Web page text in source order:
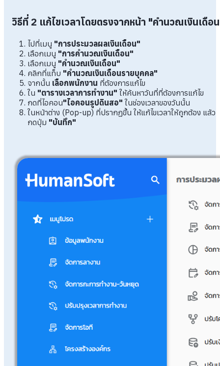
วิธีที่ 2 แก้ไขเวลาโดยตรงจากหน้า "คำนวณเงินเดือ
ไปที่เมนู "การประมวลผลเงินเดือน"
เลือกเมนู "การคำนวณเงินเดือน"
เลือกเมนู "คำนวณเงินเดือน"
คลิกที่แท็บ "คำนวณเงินเดือนรายบุคคล"
จากนั้น เลือกพนักงาน ที่ต้องการแก้ไข
ใน "ตารางเวลาการทำงาน" ให้ค้นหาวันที่ที่ต้องการแก้ไข
กดที่ไอคอน"ไอคอนรูปดินสอ" ในช่องเวลาของวันนั้น
ในหน้าต่าง (Pop-up) ที่ปรากฏขึ้น ให้แก้ไขเวลาให้ถูกต้อง แล้ว
กดปุ่ม "บันทึก"